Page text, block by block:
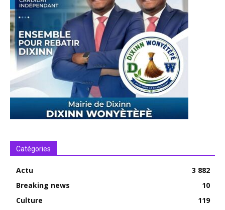
Catégories
Actu
3 882
Breaking news
10
Culture
119